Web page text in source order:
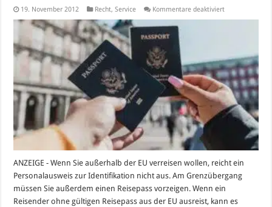
19. November 2012 Recht,Service Kommentare deaktiviertfür
ANZEIGE - Wenn Sie außerhalb der EU verreisen wollen, reicht ein
Personalausweis zur Identifikation nicht aus. Am Grenzübergang
müssen Sie außerdem einen Reisepass vorzeigen. Wenn ein
Reisender ohne gültigen Reisepass aus der EU ausreist, kann es